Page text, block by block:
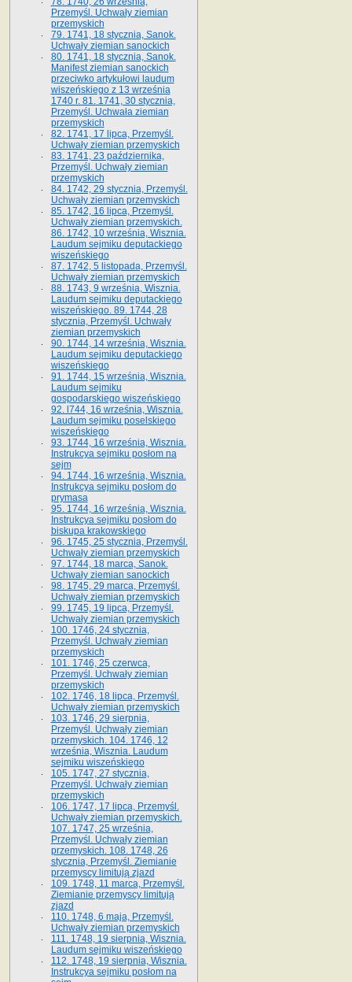
Przemyśl. Uchwały ziemian
przemyskich
79. 1741, 18 stycznia, Sanok.
Uchwały ziemian sanockich
80. 1741, 18 stycznia, Sanok.
Manifest ziemian sanockich
przeciwko artykułowi laudum
wiszeńskiego z 13 wrze­śnia
1740 r. 81. 1741, 30 stycznia,
Przemyśl. Uchwała ziemian
przemyskich
82. 1741, 17 lipca, Przemyśl.
Uchwały ziemian przemyskich
83. 1741, 23 października,
Przemyśl. Uchwały ziemian
przemyskich
84. 1742, 29 stycznia, Przemyśl.
Uchwały ziemian przemyskich
85. 1742, 16 lipca, Przemyśl.
Uchwały ziemian przemyskich.
86. 1742, 10 września, Wisznia.
Laudum sejmiku deputackiego
wiszeńskiego
87. 1742, 5 listopada, Przemyśl.
Uchwały ziemian przemyskich
88. 1743, 9 września, Wisznia.
Laudum sejmiku deputackiego
wiszeńskiego. 89. 1744, 28
stycznia, Przemyśl. Uchwały
ziemian przemyskich
90. 1744, 14 września, Wisznia.
Laudum sejmiku deputackiego
wiszeńskiego
91. 1744, 15 września, Wisznia.
Laudum sejmiku
gospodarskiego wiszeńskiego
92. l744, 16 września, Wisznia.
Laudum sejmiku poselskiego
wiszeńskiego
93. 1744, 16 września, Wisznia.
Instrukcya sejmiku posłom na
sejm
94. 1744, 16 września, Wisznia.
Instrukcya sejmiku posłom do
prymasa
95. 1744, 16 września, Wisznia.
Instrukcya sejmiku posłom do
biskupa krakowskiego
96. 1745, 25 stycznia, Przemyśl.
Uchwały ziemian przemyskich
97. 1744, 18 marca, Sanok.
Uchwały ziemian sanockich
98. 1745, 29 marca, Przemyśl.
Uchwały ziemian przemyskich
99. 1745, 19 lipca, Przemyśl.
Uchwały ziemian przemyskich
100. 1746, 24 stycznia,
Przemyśl. Uchwały ziemian
przemyskich
101. 1746, 25 czerwca,
Przemyśl. Uchwały ziemian
przemyskich
102. 1746, 18 lipca, Przemyśl.
Uchwały ziemian przemyskich
103. 1746, 29 sierpnia,
Przemyśl. Uchwały ziemian
przemyskich. 104. 1746, 12
września, Wisznia. Laudum
sejmiku wiszeńskiego
105. 1747, 27 stycznia,
Przemyśl. Uchwały ziemian
przemyskich
106. 1747, 17 lipca, Przemyśl.
Uchwały ziemian przemyskich.
107. 1747, 25 września,
Przemyśl. Uchwały ziemian
przemyskich. 108. 1748, 26
stycznia, Przemyśl. Ziemianie
przemyscy limitują zjazd
109. 1748, 11 marca, Przemyśl.
Ziemianie przemyscy limitują
zjazd
110. 1748, 6 maja, Przemyśl.
Uchwały ziemian przemyskich
111. 1748, 19 sierpnia, Wisznia.
Laudum sejmiku wiszeńskiego
112. 1748, 19 sierpnia, Wisznia.
Instrukcya sejmiku posłom na